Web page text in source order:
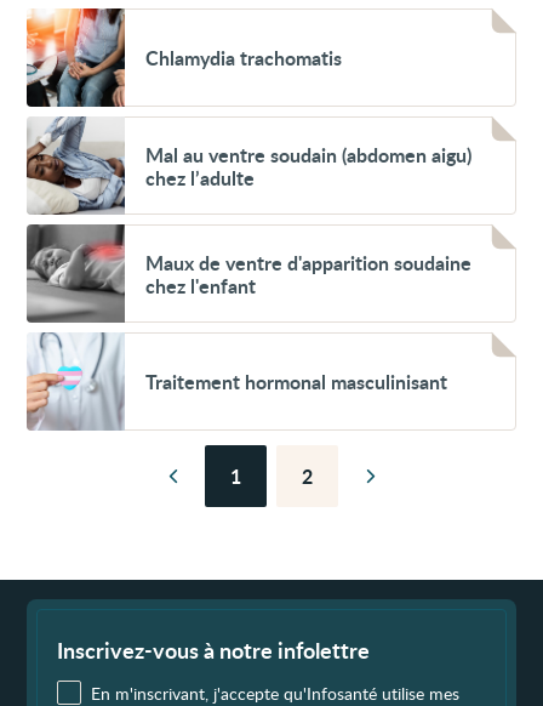
Voir
Chlamydia
trachomatis
Chlamydia trachomatis
Voir
Mal
au
ventre
soudain
(abdomen
aigu)
chez
l’adulte
Mal au ventre soudain (abdomen aigu)
chez l’adulte
Voir
Maux
de
ventre
d'apparition
soudaine
chez
l'enfant
Maux de ventre d'apparition soudaine
chez l'enfant
Voir
Traitement
hormonal
masculinisant
Traitement hormonal masculinisant
Page
précédente
Page
1 Page
2 Page
Inscrivez-vous à notre infolettre
En m'inscrivant, j'accepte qu'Infosanté utilise mes